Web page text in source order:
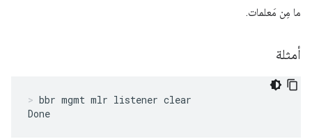
ما مِن مَعلمات.
أمثلة
bbr mgmt mlr listener clear
Done